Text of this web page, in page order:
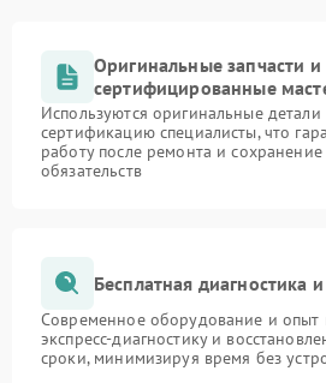
Оригинальные запчасти и
сертифицированные
Используются оригинальные
сертификацию специалисты, что
работу после ремонта и
обязательств
Бесплатная диагностика
Современное оборудование и опыт
экспресс-диагностику и
сроки, минимизируя время без